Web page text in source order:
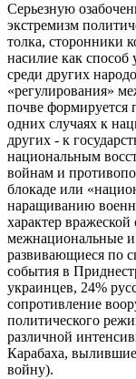
Серьезную
экстремизм
толка, сторонники
насилие как способ
среди других
«регулирования»
почве формируется
одних случаях к
других - к
национальным
войнам и
блокаде или
наращиванию
характер
межнациональные
развивающиеся по
события в
украинцев, 24%
сопротивление
политического
различной
Карабаха,
войну).